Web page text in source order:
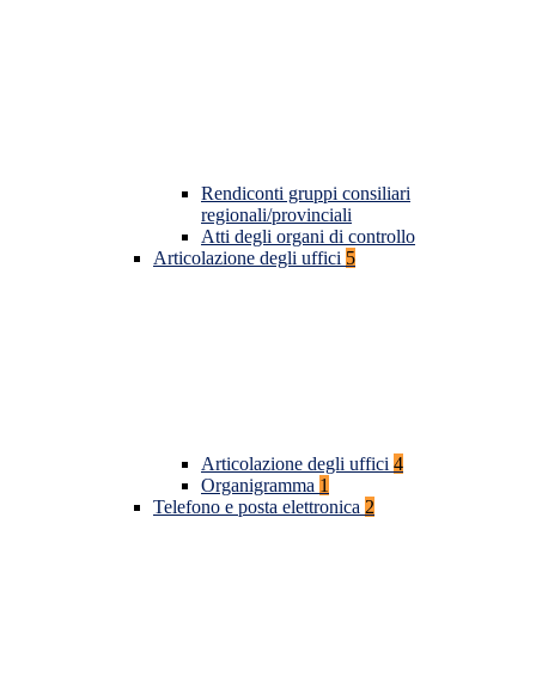
Rendiconti gruppi consiliari
regionali/provinciali
Atti degli organi di controllo
Articolazione degli uffici 5
Articolazione degli uffici 4
Organigramma 1
Telefono e posta elettronica 2